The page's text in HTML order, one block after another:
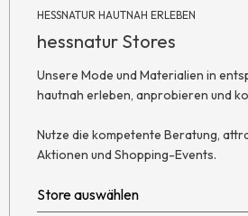
HESSNATUR HAUTNAH ERLEBEN
hessnatur Stores
Unsere Mode und Materialien in
hautnah erleben, anprobieren und
Nutze die kompetente Beratung,
Aktionen und Shopping-Events.